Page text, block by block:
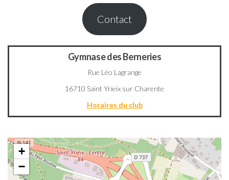
Contact
Gymnase des Berneries
Rue Léo Lagrange
16710 Saint Yrieix sur Charente
Horaires du club
+
−